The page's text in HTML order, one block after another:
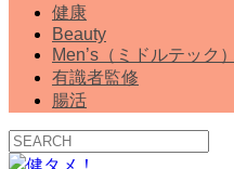
健康
Beauty
Men’s（ミドルテック）
有識者監修
腸活